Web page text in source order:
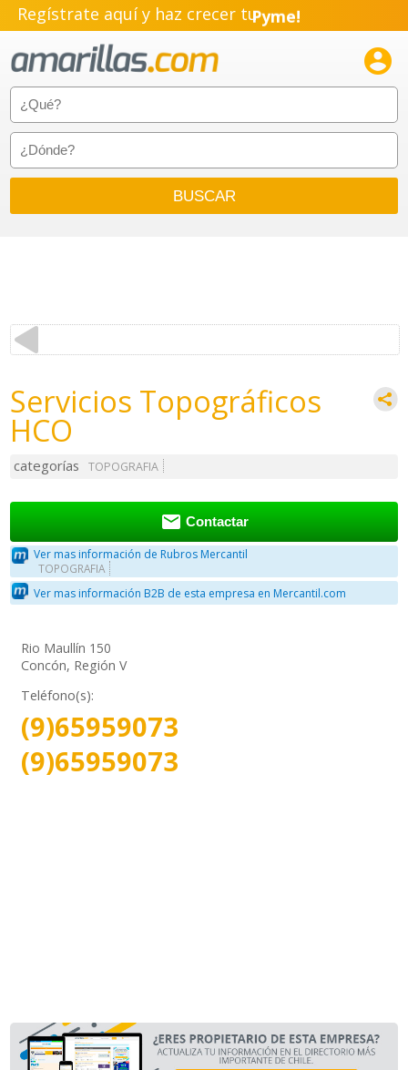
Regístrate aquí y haz crecer tuPyme!
Emprendimiento!

Servicios Topográficos
HCO
categorías TOPOGRAFIA
 Contactar
Ver mas información de Rubros Mercantil
TOPOGRAFIA
Ver mas información B2B de esta empresa en Mercantil.com
Rio Maullín 150
Concón, Región V
Teléfono(s):
(9)65959073
(9)65959073